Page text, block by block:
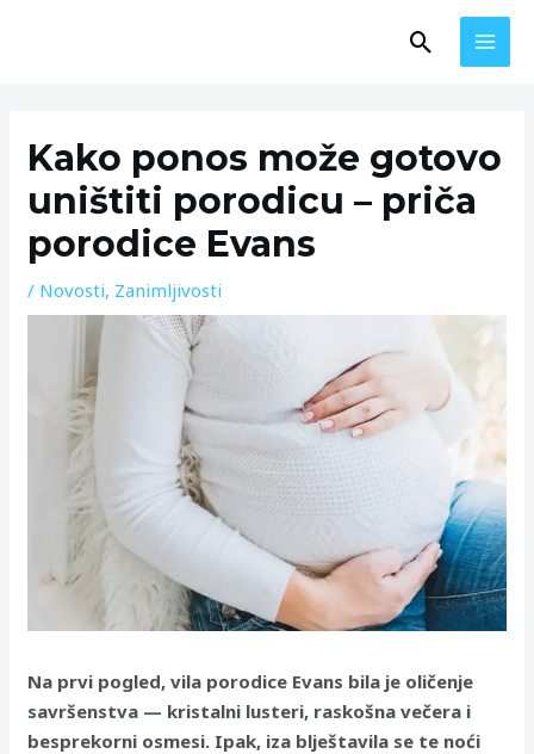
Search
Kako ponos može gotovo
uništiti porodicu – priča
porodice Evans
/ Novosti, Zanimljivosti
Na prvi pogled, vila porodice Evans bila je oličenje
savršenstva — kristalni lusteri, raskošna večera i
besprekorni osmesi. Ipak, iza blještavila se te noći